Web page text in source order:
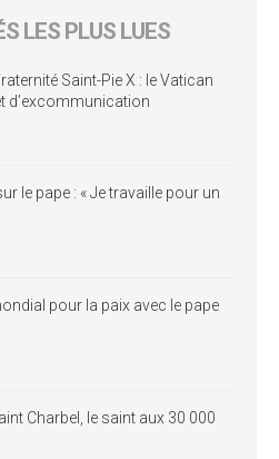
LES PLUS LUES
Saint-Pie X : le Vatican
d’excommunication
le pape : « Je travaille pour un
pour la paix avec le pape
Charbel, le saint aux 30 000